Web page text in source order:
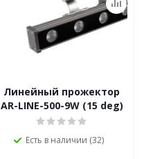
Линейный прожектор
AR-LINE-500-9W (15 deg)
Есть в наличии (32)